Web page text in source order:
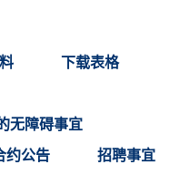
下载表格
无障碍事宜
约公告
招聘事宜